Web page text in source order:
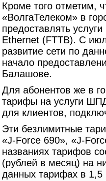
Кроме того отметим,
«ВолгаТелеком» в
предоставлять
Ethernet (FTTB). С
развитие сети по
начало
Балашове.
Для абонентов же в
тарифы на услуги
для клиентов,
Эти безлимитные
«J-Force 690», «J-
названиях тарифов
(рублей в месяц) на
данных тарифах в 1,5